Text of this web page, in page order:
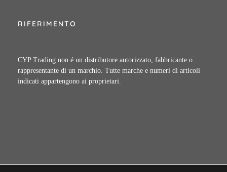
RIFERIMENTO
CYP Trading non é un distributore autorizzato, fabbricante o
rappresentante di un marchio. Tutte marche e numeri di articoli
indicati appartengono ai proprietari.